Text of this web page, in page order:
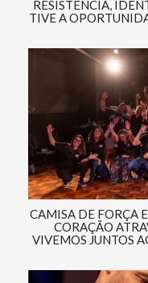
RESISTÊNCIA,
TIVE A
CAMISA DE FORÇA
CORAÇÃO
VIVEMOS JUNTOS